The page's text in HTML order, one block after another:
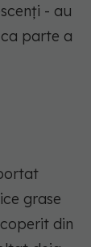
- au
parte a
grase
din